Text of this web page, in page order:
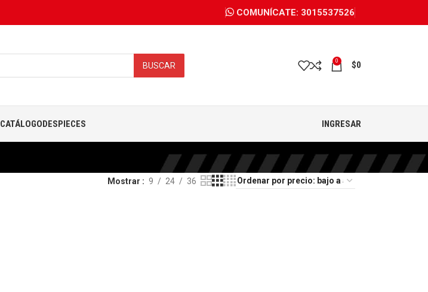
COMUNÍCATE: 3015537526
BUSCAR 0 $0
CATÁLOGODESPIECES INGRESAR
Mostrar 9 24 36